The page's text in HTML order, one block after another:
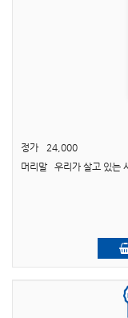
정가
24,000